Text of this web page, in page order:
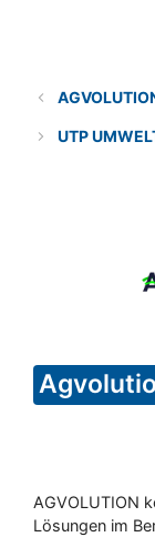
UTP
AGVOLUTION
Lösungen im